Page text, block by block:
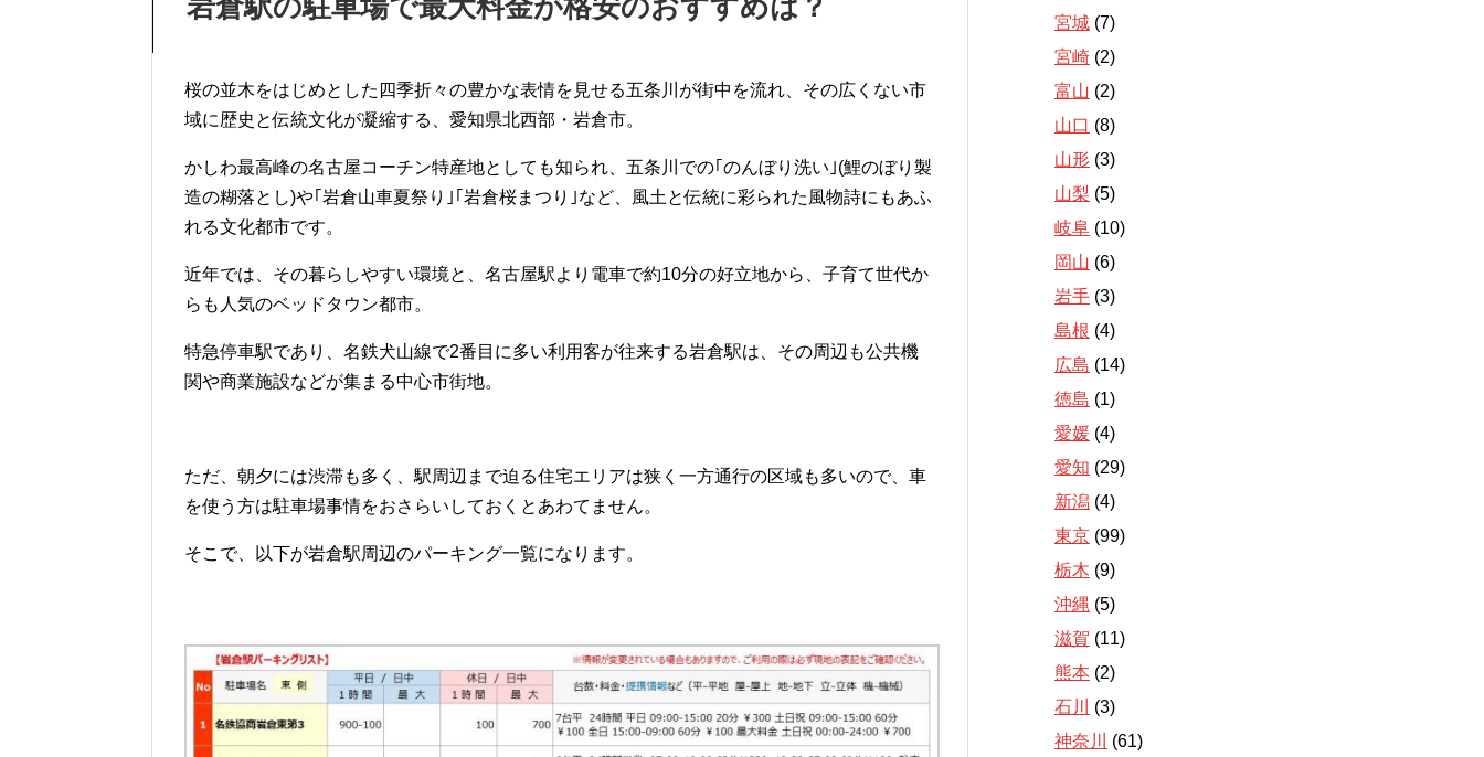
桜の並木をはじめとした四季折々の豊かな表情を見せる五条川が街中を流れ、その広くない市
域に歴史と伝統文化が凝縮する、愛知県北西部・岩倉市。
かしわ最高峰の名古屋コーチン特産地としても知られ、五条川での｢のんぼり洗い｣(鯉のぼり製
造の糊落とし)や｢岩倉山車夏祭り｣｢岩倉桜まつり｣など、風土と伝統に彩られた風物詩にもあふ
れる文化都市です。
近年では、その暮らしやすい環境と、名古屋駅より電車で約10分の好立地から、子育て世代か
らも人気のベッドタウン都市。
特急停車駅であり、名鉄犬山線で2番目に多い利用客が往来する岩倉駅は、その周辺も公共機
関や商業施設などが集まる中心市街地。
ただ、朝夕には渋滞も多く、駅周辺まで迫る住宅エリアは狭く一方通行の区域も多いので、車
を使う方は駐車場事情をおさらいしておくとあわてません。
そこで、以下が岩倉駅周辺のパーキング一覧になります。
宮城 (7)
宮崎 (2)
富山 (2)
山口 (8)
山形 (3)
山梨 (5)
岐阜 (10)
岡山 (6)
岩手 (3)
島根 (4)
広島 (14)
徳島 (1)
愛媛 (4)
愛知 (29)
新潟 (4)
東京 (99)
栃木 (9)
沖縄 (5)
滋賀 (11)
熊本 (2)
石川
(3)
神奈川
(61)